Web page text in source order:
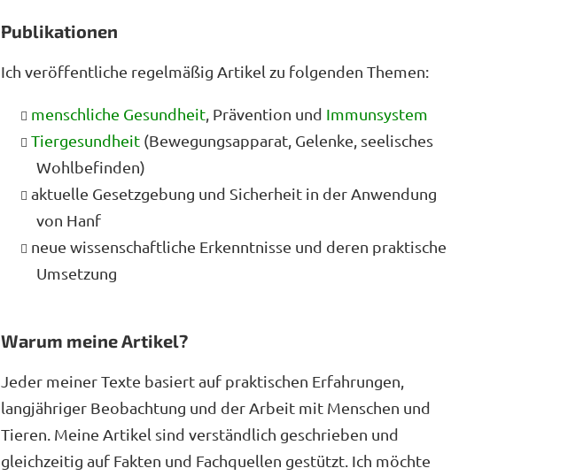
Publikationen
Ich veröffentliche regelmäßig Artikel zu folgenden Themen:
menschliche Gesundheit , Prävention und Immunsystem
Tiergesundheit (Bewegungsapparat, Gelenke, seelisches
Wohlbefinden)
aktuelle Gesetzgebung und Sicherheit in der Anwendung
von Hanf
neue wissenschaftliche Erkenntnisse und deren praktische
Umsetzung
Warum meine Artikel?
Jeder meiner Texte basiert auf praktischen Erfahrungen,
langjähriger Beobachtung und der Arbeit mit Menschen und
Tieren. Meine Artikel sind verständlich geschrieben und
gleichzeitig auf Fakten und Fachquellen gestützt. Ich möchte